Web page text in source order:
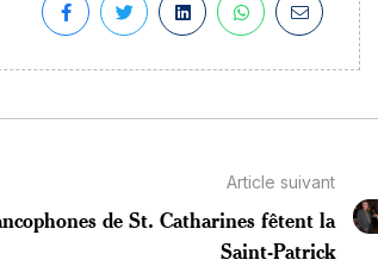
Article suivant
de St. Catharines fêtent la
Saint-Patrick